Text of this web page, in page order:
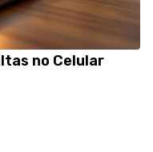
no Celular